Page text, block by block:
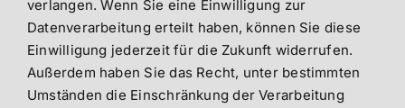
verlangen. Wenn Sie eine Einwilligung zur
Datenverarbeitung erteilt haben, können Sie diese
Einwilligung jederzeit für die Zukunft widerrufen.
Außerdem haben Sie das Recht, unter bestimmten
Umständen die Einschränkung der Verarbeitung